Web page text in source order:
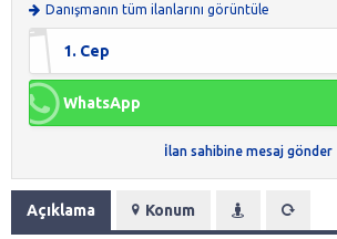
Danışmanın tüm ilanlarını görüntüle
1. Cep
WhatsApp
İlan sahibine mesaj gönder
Açıklama Konum